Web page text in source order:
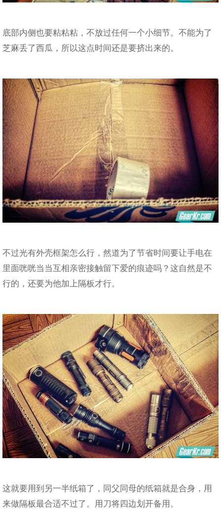
底部内侧也要粘粘粘，不放过任何一个小细节。不能为了
芝麻丢了西瓜，所以这点时间还是要挤出来的。
不过光有外壳框架怎么行，然道为了节省时间要让手电在
里面咣咣当当互相亲密接触留下爱的痕迹吗？这自然是不
行的，还要为他加上隔板才行。
这就要用到另一半纸箱了，同父同母的纸箱就是合身，用
来做隔板最合适不过了。用刀将四边划开备用。